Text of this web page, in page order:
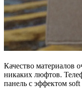
Качество материалов
никаких люфтов.
панель с эффектом soft